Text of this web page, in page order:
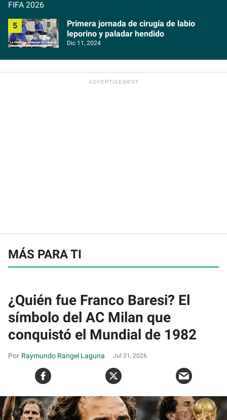
Primera jornada de cirugía de labio
leporino y paladar hendido
Dic 11, 2024
MÁS PARA TI
¿Quién fue Franco Baresi? El
símbolo del AC Milan que
conquistó el Mundial de 1982
Raymundo Rangel Laguna Jul 31, 2026